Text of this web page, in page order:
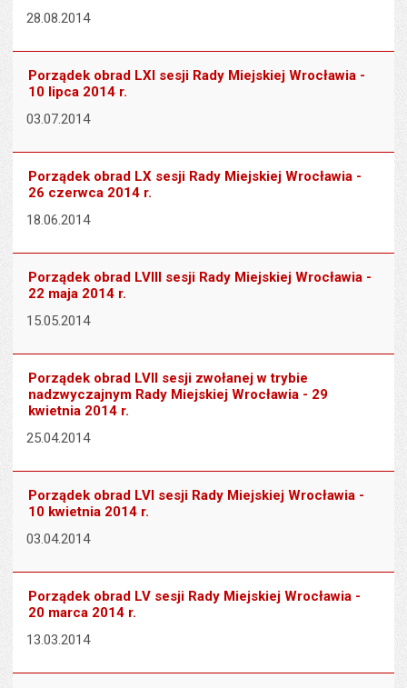
28.08.2014
Porządek obrad LXI sesji Rady Miejskiej Wrocławia -
10 lipca 2014 r.
03.07.2014
Porządek obrad LX sesji Rady Miejskiej Wrocławia -
26 czerwca 2014 r.
18.06.2014
Porządek obrad LVIII sesji Rady Miejskiej Wrocławia -
22 maja 2014 r.
15.05.2014
Porządek obrad LVII sesji zwołanej w trybie
nadzwyczajnym Rady Miejskiej Wrocławia - 29
kwietnia 2014 r.
25.04.2014
Porządek obrad LVI sesji Rady Miejskiej Wrocławia -
10 kwietnia 2014 r.
03.04.2014
Porządek obrad LV sesji Rady Miejskiej Wrocławia -
20 marca 2014 r.
13.03.2014